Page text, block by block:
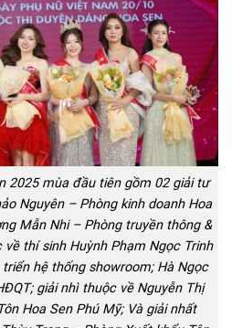
2025 mùa đầu tiên gồm 02 giải tư
Nguyên – Phòng kinh doanh Hoa
Mẫn Nhi – Phòng truyền thông &
thí sinh Huỳnh Phạm Ngọc Trinh
hệ thống showroom; Hà Ngọc
giải nhì thuộc về Nguyễn Thị
Hoa Sen Phú Mỹ; Và giải nhất